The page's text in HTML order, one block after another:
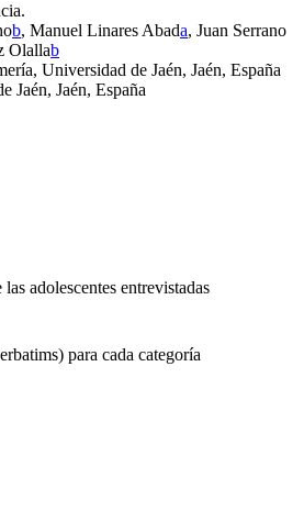
b, Manuel Linares Abada, Juan Serrano
Olallab
Universidad de Jaén, Jaén, España
Jaén, Jaén, España
adolescentes entrevistadas
para cada categoría